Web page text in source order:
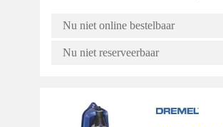
Nu niet online bestelbaar
Nu niet reserveerbaar